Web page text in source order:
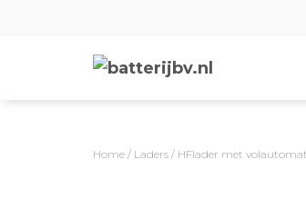
Home / Laders / HFlader met